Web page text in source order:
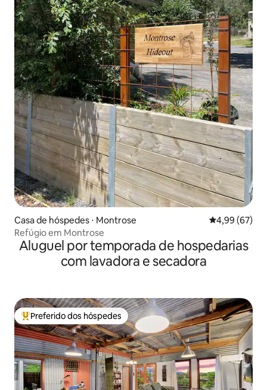
Casa de hóspedes ⋅ Montrose 4,99 de uma
4,99 (67)
Refúgio em Montrose
Aluguel por temporada de hospedarias
com lavadora e secadora
Entre os melhores preferidos dos hóspedes
Preferido dos hóspedes